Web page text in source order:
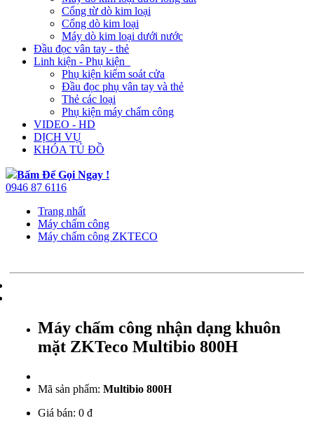
Cổng từ dò kim loại
Cổng dò kim loại
Máy dò kim loại dưới nước
Đầu đọc vân tay - thẻ
Linh kiện - Phụ kiện
Phụ kiện kiểm soát cửa
Đầu đọc phụ vân tay và thẻ
Thẻ các loại
Phụ kiện máy chấm công
VIDEO - HD
DỊCH VỤ
KHÓA TỦ ĐỒ
Bấm Để Gọi Ngay !
0946 87 6116
Trang nhất
Máy chấm công
Máy chấm công ZKTECO
Máy chấm công nhận dạng khuôn
mặt ZKTeco Multibio 800H
Mã sản phẩm: Multibio 800H
Giá bán: 0 đ